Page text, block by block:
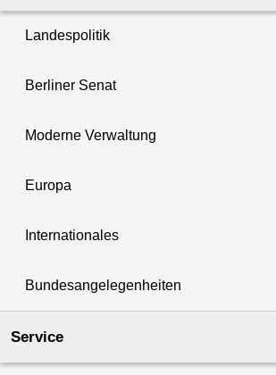
Landespolitik
Berliner Senat
Moderne Verwaltung
Europa
Internationales
Bundesangelegenheiten
Service